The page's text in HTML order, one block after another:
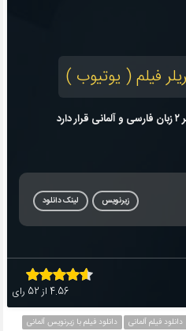
فیلم ( یوتیوب )
لینک دانلود زیرنویس
4.56 از52 رای
دانلود فیلم آلمانی
دانلود فیلم با زیرنویس آلمانی